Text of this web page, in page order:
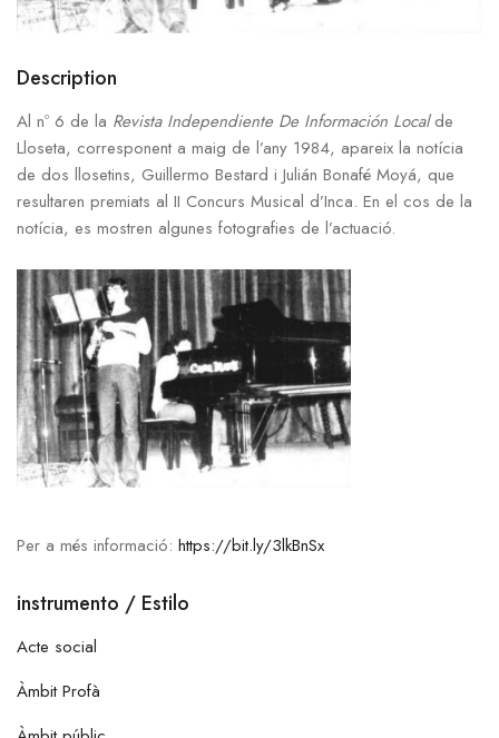
Description
Al nº 6 de la Revista Independiente De Información Localde
Lloseta, corresponent a maig de l’any 1984, apareix la notícia
de dos llosetins, Guillermo Bestard i Julián Bonafé Moyá, que
resultaren premiats al II Concurs Musical d’Inca. En el cos de la
notícia, es mostren algunes fotografies de l’actuació.
Per a més informació: https://bit.ly/3lkBnSx
instrumento / Estilo
Acte social
Àmbit Profà